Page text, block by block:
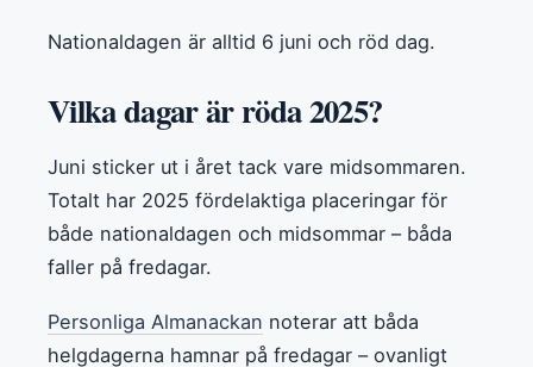
Nationaldagen är alltid 6 juni och röd dag.
Vilka dagar är röda 2025?
Juni sticker ut i året tack vare midsommaren.
Totalt har 2025 fördelaktiga placeringar för
både nationaldagen och midsommar – båda
faller på fredagar.
Personliga Almanackan noterar att båda
helgdagerna hamnar på fredagar – ovanligt